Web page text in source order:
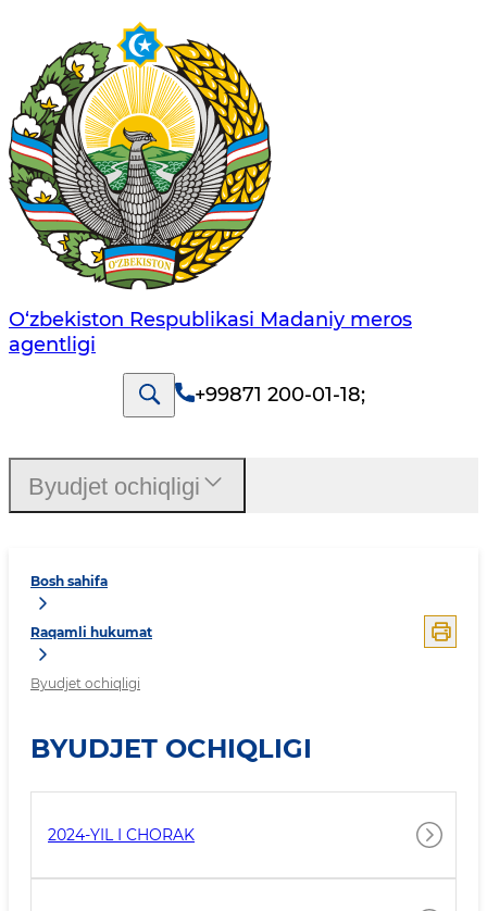
O‘zbekiston Respublikasi Madaniy meros
agentligi
+99871 200-01-18;
Bosh sahifa
Raqamli hukumat
Byudjet ochiqligi
BYUDJET OCHIQLIGI
2024-YIL I CHORAK
Byudjet ochiqligi